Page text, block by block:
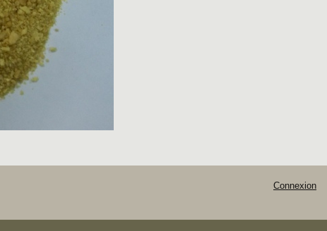
Connexion